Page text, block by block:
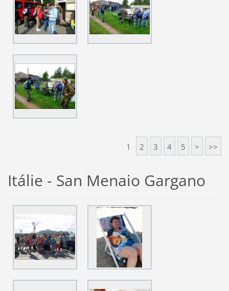
1 2 3 4 5 > >>
Itálie - San Menaio Gargano